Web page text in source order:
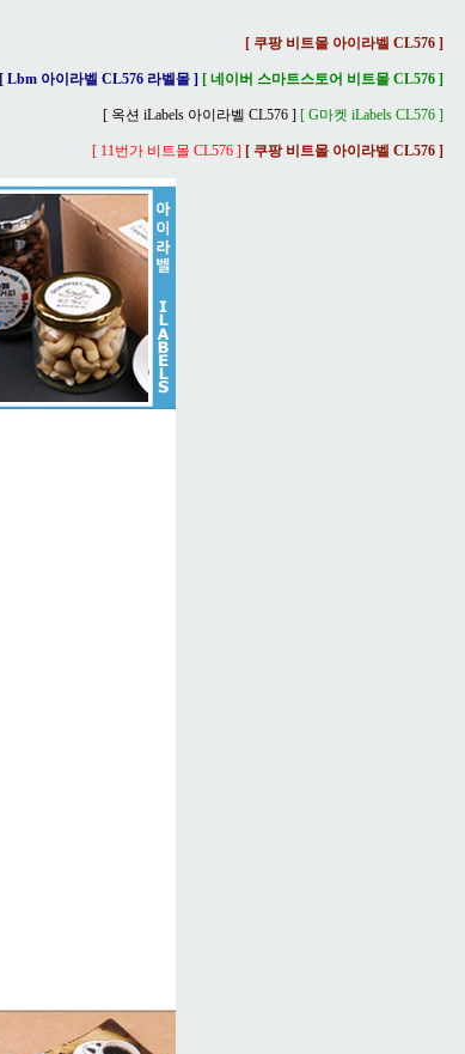
[ 쿠팡 비트몰 아이라벨 CL576 ]
[ Lbm 아이라벨 CL576 라벨몰 ] [ 네이버 스마트스토어 비트몰 CL576 ]
[ 옥션 iLabels 아이라벨 CL576 ] [ G마켓 iLabels CL576 ]
[ 11번가 비트몰 CL576 ] [ 쿠팡 비트몰 아이라벨 CL576 ]